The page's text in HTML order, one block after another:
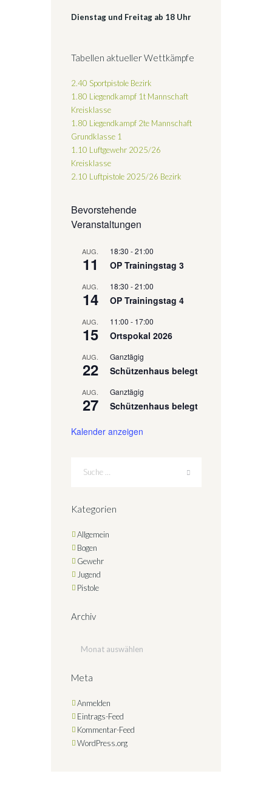
Dienstag und Freitag ab 18 Uhr
Tabellen aktueller Wettkämpfe
2.40 Sportpistole Bezirk
1.80 Liegendkampf 1t Mannschaft
Kreisklasse
1.80 Liegendkampf 2te Mannschaft
Grundklasse 1
1.10 Luftgewehr 2025/26
Kreisklasse
2.10 Luftpistole 2025/26 Bezirk
Bevorstehende
Veranstaltungen
AUG.
11
18:30 -21:00
OP Trainingstag 3
AUG.
14
18:30 -21:00
OP Trainingstag 4
AUG.
15
11:00 - 17:00
Ortspokal 2026
AUG.
22
Ganztägig
Schützenhaus belegt
AUG.
27
Ganztägig
Schützenhaus belegt
Kalender anzeigen
Kategorien
Allgemein
Bogen
Gewehr
Jugend
Pistole
Archiv
Meta
Anmelden
Eintrags-Feed
Kommentar-Feed
WordPress.org